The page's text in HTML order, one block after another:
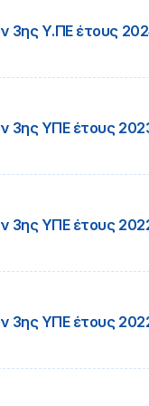
3ης Υ.ΠΕ έτους
3ης ΥΠΕ έτους
3ης ΥΠΕ έτους
3ης ΥΠΕ έτους